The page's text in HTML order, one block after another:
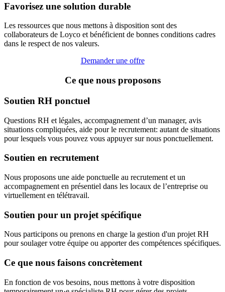
Favorisez une solution durable
Les ressources que nous mettons à disposition sont des
collaborateurs de Loyco et bénéficient de bonnes conditions cadres
dans le respect de nos valeurs.
Demander une offre
Ce que nous proposons
Soutien RH ponctuel
Questions RH et légales, accompagnement d’un manager, avis
situations compliquées, aide pour le recrutement: autant de situations
pour lesquels vous pouvez vous appuyer sur nous ponctuellement.
Soutien en recrutement
Nous proposons une aide ponctuelle au recrutement et un
accompagnement en présentiel dans les locaux de l’entreprise ou
virtuellement en télétravail.
Soutien pour un projet spécifique
Nous participons ou prenons en charge la gestion d'un projet RH
pour soulager votre équipe ou apporter des compétences spécifiques.
Ce que nous faisons concrètement
En fonction de vos besoins, nous mettons à votre disposition